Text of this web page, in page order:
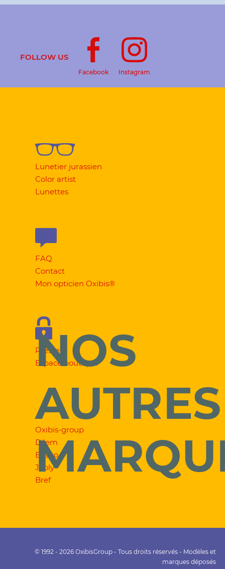
FOLLOW US
Facebook Instagram
Lunetier jurassien
Color artist
Lunettes
FAQ
Contact
Mon opticien Oxibis®
Presse
Espace boutique
NOS
AUTRES
Oxibis-group
Dilem
Exalto
Jooly
Bref
© 1992 - 2026 OxibisGroup - Tous droits réservés - Modèles et
marques déposés